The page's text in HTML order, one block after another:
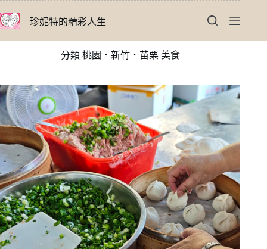
至
珍妮特的精彩人生
分類 桃園．新竹．苗栗 美食